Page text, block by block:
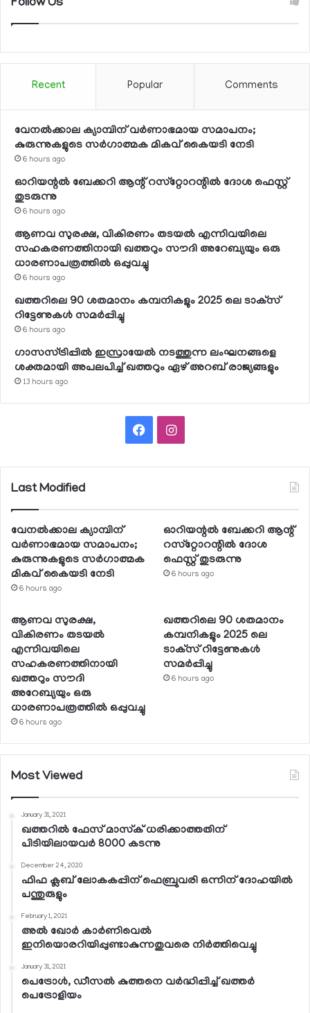
Follow Us
Recent Popular Comments
വേനല്‍ക്കാല ക്യാമ്പിന് വര്‍ണാഭമായ സമാപനം;
കുരുന്നുകളുടെ സര്‍ഗാത്മക മികവ് കൈയടി നേടി
6 hours ago
ഓറിയന്റല്‍ ബേക്കറി ആന്റ് റസ്‌റ്റോറന്റില്‍ ദോശ ഫെസ്റ്റ്
തുടരുന്നു
6 hours ago
ആണവ സുരക്ഷ, വികിരണം തടയല്‍ എന്നിവയിലെ
സഹകരണത്തിനായി ഖത്തറും സൗദി അറേബ്യയും ഒരു
ധാരണാപത്രത്തില്‍ ഒപ്പുവച്ചു
6 hours ago
ഖത്തറിലെ 90 ശതമാനം കമ്പനികളും 2025 ലെ ടാക്‌സ്
റിട്ടേണുകള്‍ സമര്‍പ്പിച്ചു
6 hours ago
ഗാസസ്ട്രിപ്പില്‍ ഇസ്രായേല്‍ നടത്തുന്ന ലംഘനങ്ങളെ
ശക്തമായി അപലപിച്ച് ഖത്തറും ഏഴ് അറബ് രാജ്യങ്ങളും
13 hours ago
FacebookInstagram
Last Modified
വേനല്‍ക്കാല ക്യാമ്പിന്
വര്‍ണാഭമായ സമാപനം;
കുരുന്നുകളുടെ സര്‍ഗാത്മക
മികവ് കൈയടി നേടി
6 hours ago
ഓറിയന്റല്‍ ബേക്കറി ആന്റ്
റസ്‌റ്റോറന്റില്‍ ദോശ
ഫെസ്റ്റ് തുടരുന്നു
6 hours ago
ആണവ സുരക്ഷ,
വികിരണം തടയല്‍
എന്നിവയിലെ
സഹകരണത്തിനായി
ഖത്തറും സൗദി
അറേബ്യയും ഒരു
ധാരണാപത്രത്തില്‍ ഒപ്പുവച്ചു
6 hours ago
ഖത്തറിലെ 90 ശതമാനം
കമ്പനികളും 2025 ലെ
ടാക്‌സ് റിട്ടേണുകള്‍
സമര്‍പ്പിച്ചു
6 hours ago
Most Viewed
January 31, 2021
ഖത്തറില്‍ ഫേസ് മാസ്‌ക് ധരിക്കാത്തതിന്
പിടിയിലായവര്‍ 8000 കടന്നു
December 24, 2020
ഫിഫ ക്ലബ് ലോകകപ്പിന് ഫെബ്രുവരി ഒന്നിന് ദോഹയില്‍
പന്തുരുളും
February 1, 2021
അല്‍ ഖോര്‍ കാര്‍ണിവെല്‍
ഇനിയൊരറിയിപ്പുണ്ടാകുന്നതുവരെ നിര്‍ത്തിവെച്ചു
January 31, 2021
പെട്രോള്‍, ഡീസല്‍ കുത്തനെ വര്‍ദ്ധിപ്പിച്ച് ഖത്തര്‍
പെട്രോളിയം